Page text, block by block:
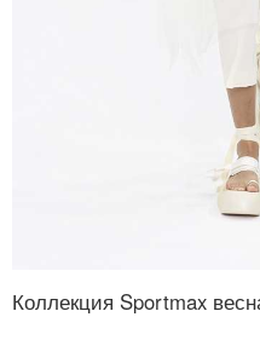
Коллекция Sportmax